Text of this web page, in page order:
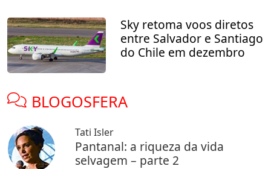
Sky retoma voos diretos
entre Salvador e Santiago
do Chile em dezembro
BLOGOSFERA
Tati Isler
Pantanal: a riqueza da vida
selvagem – parte 2